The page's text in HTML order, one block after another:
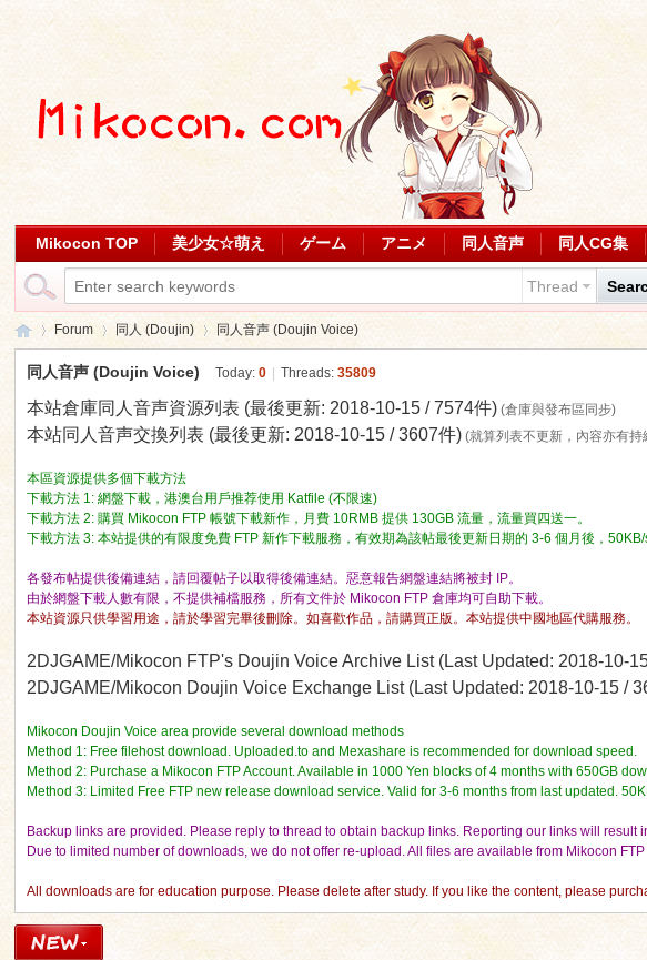
Mikocon TOP 美少女☆萌え ゲーム アニメ 同人音声 同人CG集
Thread
»
Forum 同人 (Doujin)
›
同人音声 (Doujin Voice)
同人音声 (Doujin Voice) Today:0 Threads:35809
本站倉庫同人音声資源列表 (最後更新: 2018-10-15 / 7574件) (倉庫與發布區同步)
本站同人音声交換列表 (最後更新: 2018-10-15 / 3607件) (就算列表不更新，內容亦有持
本區資源提供多個下載方法
下載方法 1: 網盤下載，港澳台用戶推荐使用 Katfile (不限速)
下載方法 2: 購買 Mikocon FTP 帳號下載新作，月費 10RMB 提供 130GB 流量，流量買四送一。
下載方法 3: 本站提供的有限度免費 FTP 新作下載服務，有效期為該帖最後更新日期的 3-6 個月後，50KB/
各發布帖提供後備連結，請回覆帖子以取得後備連結。惡意報告網盤連結將被封 IP。
由於網盤下載人數有限，不提供補檔服務，所有文件於 Mikocon FTP 倉庫均可自助下載。
本站資源只供學習用途，請於學習完畢後刪除。如喜歡作品，請購買正版。本站提供中國地區代購服務。
2DJGAME/Mikocon FTP's Doujin Voice Archive List (Last Updated: 2018-10-
2DJGAME/Mikocon Doujin Voice Exchange List (Last Updated: 2018-10-15 /
Mikocon Doujin Voice area provide several download methods
Method 1: Free filehost download. Uploaded.to and Mexashare is recommended for download speed.
Method 2: Purchase a Mikocon FTP Account. Available in 1000 Yen blocks of 4 months with 650GB
Method 3: Limited Free FTP new release download service. Valid for 3-6 months from last updated.
Backup links are provided. Please reply to thread to obtain backup links. Reporting our links will result
Due to limited number of downloads, we do not offer re-upload. All files are available from Mikocon
All downloads are for education purpose. Please delete after study. If you like the content, please